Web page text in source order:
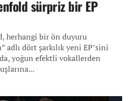
sürpriz bir EP
herhangi bir ön duyuru
adlı dört şarkılık yeni EP’sini
yoğun efektli vokallerden